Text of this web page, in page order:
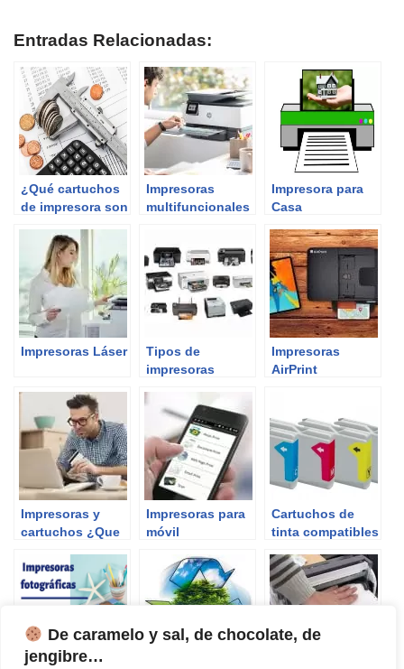
De caramelo y sal, de chocolate, de
jengibre…
Entradas Relacionadas:
¿Qué cartuchos
de impresora son
Impresoras
multifuncionales
Impresora para
Casa
Impresoras Láser
Tipos de
impresoras
Impresoras
AirPrint
Impresoras y
cartuchos ¿Que
comprar?
Impresoras para
móvil
Cartuchos de
tinta compatibles
cosas que has
de saber